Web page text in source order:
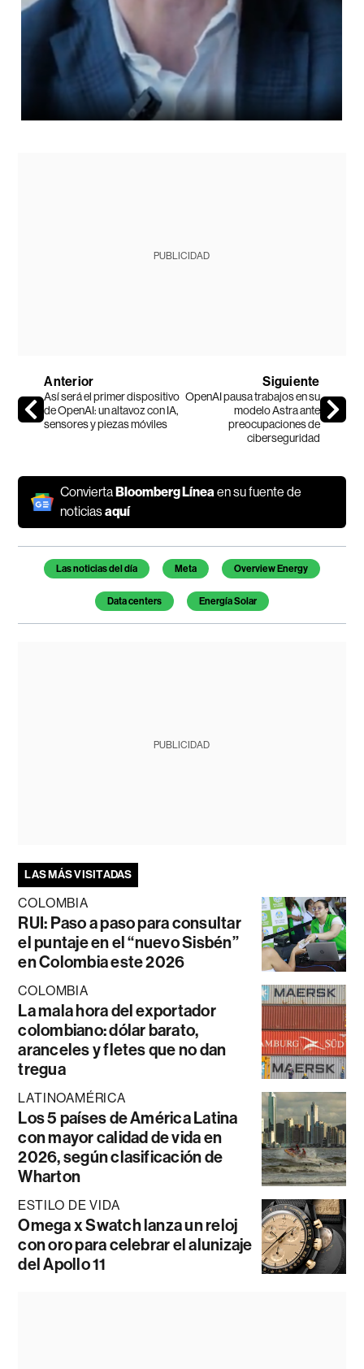
PUBLICIDAD
Anterior
Así será el primer dispositivo
de OpenAI: un altavoz con IA,
sensores y piezas móviles
Siguiente
OpenAI pausa trabajos en su
modelo Astra ante
preocupaciones de
ciberseguridad
ConviertaBloomberg Líneaen su fuente de
noticiasaquí
Temas de este artículo
Las noticias del día Meta Overview Energy
Data centers Energía Solar
PUBLICIDAD
LAS MÁS VISITADAS
COLOMBIA
RUI: Paso a paso para consultar
el puntaje en el “nuevo Sisbén”
en Colombia este 2026
COLOMBIA
La mala hora del exportador
colombiano: dólar barato,
aranceles y fletes que no dan
tregua
LATINOAMÉRICA
Los 5 países de América Latina
con mayor calidad de vida en
2026, según clasificación de
Wharton
ESTILO DE VIDA
Omega x Swatch lanza un reloj
con oro para celebrar el alunizaje
del Apollo 11